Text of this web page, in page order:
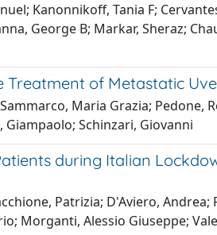
Kanonnikoff, Tania F;
George B; Markar, Sheraz;
of Metastatic
Maria Grazia;
Schinzari, Giovanni
during Italian
Patrizia; D'Aviero,
Morganti, Alessio Giuseppe;